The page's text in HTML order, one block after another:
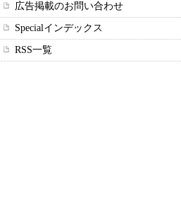
広告掲載のお問い合わせ
Specialインデックス
RSS一覧